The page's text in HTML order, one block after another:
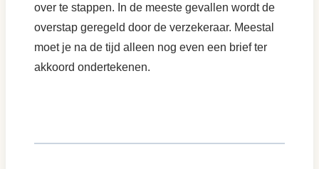
over te stappen. In de meeste gevallen wordt de
overstap geregeld door de verzekeraar. Meestal
moet je na de tijd alleen nog even een brief ter
akkoord ondertekenen.